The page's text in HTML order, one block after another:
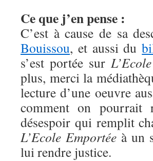
Ce que j’en pense :
C’est à cause de sa
Bouissou, et aussi du
s’est portée sur
plus, merci la
lecture d’une oeuvre
comment on pourrait
désespoir qui remplit
L’Ecole Emportéeà un
lui rendre justice.